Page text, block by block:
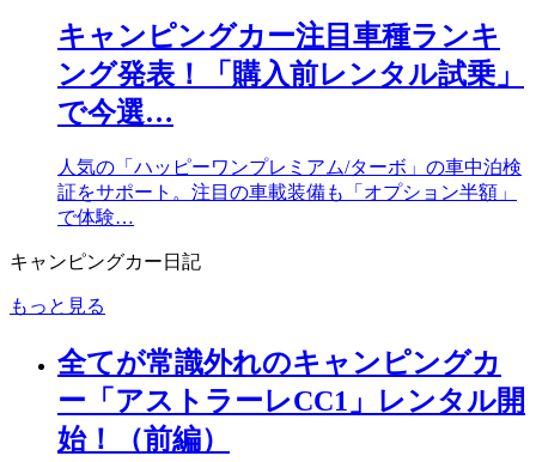
キャンピングカー注目車種ランキ
ング発表！「購入前レンタル試乗」
で今選…
人気の「ハッピーワンプレミアム/ターボ」の車中泊検
証をサポート。注目の車載装備も「オプション半額」
で体験…
キャンピングカー日記
もっと見る
全てが常識外れのキャンピングカ
ー「アストラーレCC1」レンタル開
始！（前編）